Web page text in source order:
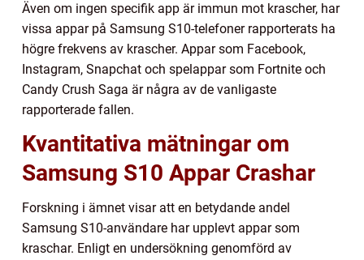
Även om ingen specifik app är immun mot krascher, har
vissa appar på Samsung S10-telefoner rapporterats ha
högre frekvens av krascher. Appar som Facebook,
Instagram, Snapchat och spelappar som Fortnite och
Candy Crush Saga är några av de vanligaste
rapporterade fallen.
Kvantitativa mätningar om
Samsung S10 Appar Crashar
Forskning i ämnet visar att en betydande andel
Samsung S10-användare har upplevt appar som
kraschar. Enligt en undersökning genomförd av